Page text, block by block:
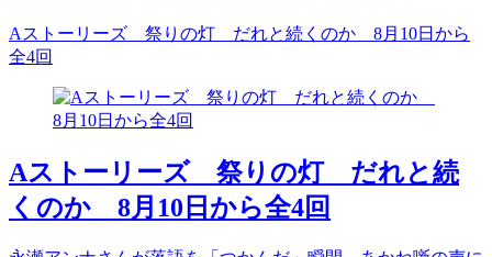
Aストーリーズ 祭りの灯 だれと続くのか 8月10日から
全4回
Aストーリーズ 祭りの灯 だれと続
くのか 8月10日から全4回